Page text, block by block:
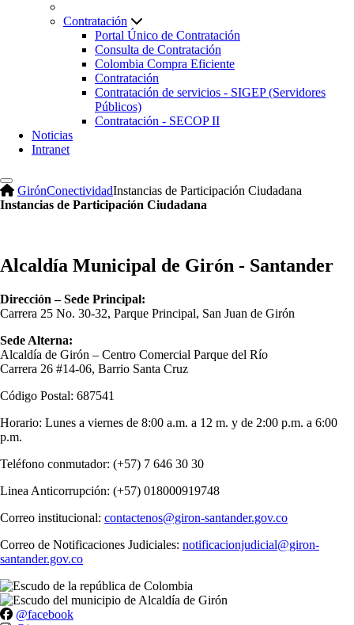
Contratación
Portal Único de Contratación
Consulta de Contratación
Colombia Compra Eficiente
Contratación
Contratación de servicios - SIGEP (Servidores
Públicos)
Contratación - SECOP II
Noticias
Intranet
GirónConectividadInstancias de Participación Ciudadana
Instancias de Participación Ciudadana
Alcaldía Municipal de Girón - Santander
Dirección – Sede Principal:
Carrera 25 No. 30-32, Parque Principal, San Juan de Girón
Sede Alterna:
Alcaldía de Girón – Centro Comercial Parque del Río
Carrera 26 #14-06, Barrio Santa Cruz
Código Postal: 687541
Horario: Lunes a viernes de 8:00 a.m. a 12 m. y de 2:00 p.m. a 6:00
p.m.
Teléfono conmutador: (+57) 7 646 30 30
Linea Anticorrupción: (+57) 018000919748
Correo institucional: contactenos@giron-santander.gov.co
Correo de Notificaciones Judiciales: notificacionjudicial@giron-
santander.gov.co
@facebook